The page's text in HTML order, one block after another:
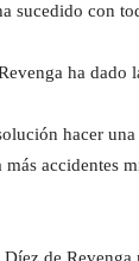
sucedido con
ha
hacer
accidentes